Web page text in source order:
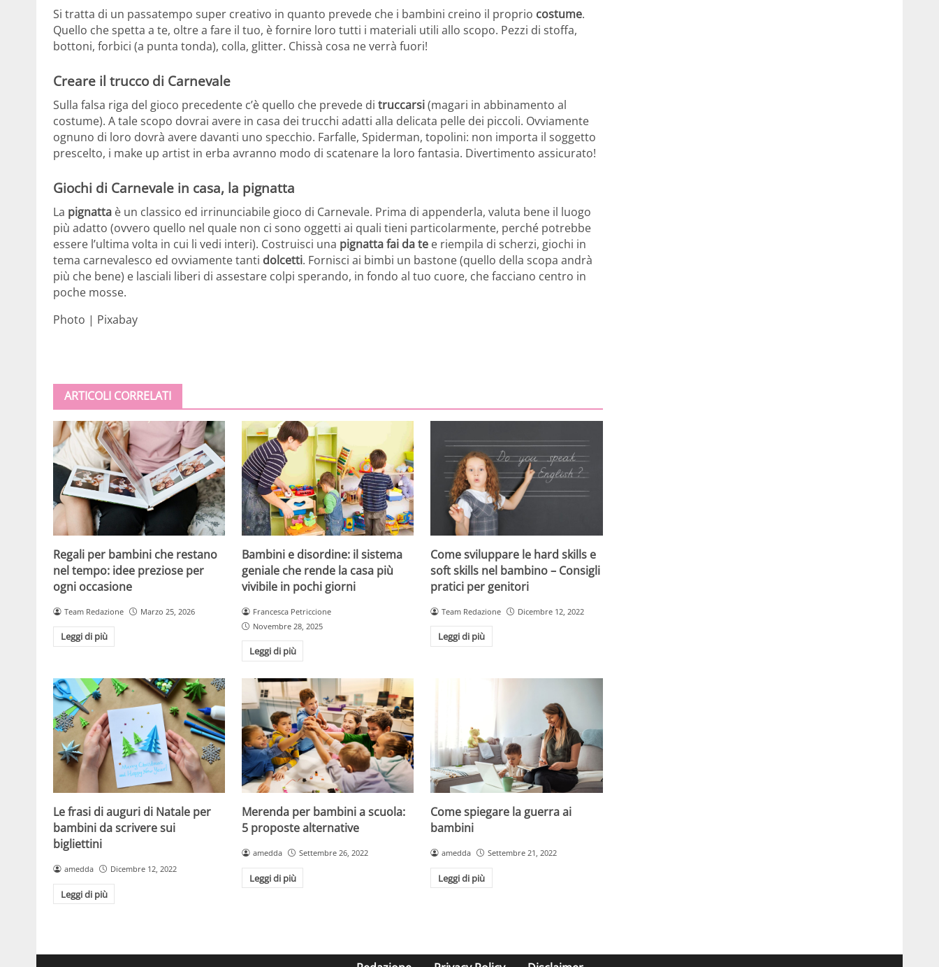
Si tratta di un passatempo super creativo in quanto prevede che i bambini creino il proprio costume.
Quello che spetta a te, oltre a fare il tuo, è fornire loro tutti i materiali utili allo scopo. Pezzi di stoffa,
bottoni, forbici (a punta tonda), colla, glitter. Chissà cosa ne verrà fuori!
Creare il trucco di Carnevale
Sulla falsa riga del gioco precedente c’è quello che prevede di truccarsi(magari in abbinamento al
costume). A tale scopo dovrai avere in casa dei trucchi adatti alla delicata pelle dei piccoli. Ovviamente
ognuno di loro dovrà avere davanti uno specchio. Farfalle, Spiderman, topolini: non importa il soggetto
prescelto, i make up artist in erba avranno modo di scatenare la loro fantasia. Divertimento assicurato!
Giochi di Carnevale in casa, la pignatta
La pignatta è un classico ed irrinunciabile gioco di Carnevale. Prima di appenderla, valuta bene il luogo
più adatto (ovvero quello nel quale non ci sono oggetti ai quali tieni particolarmente, perché potrebbe
essere l’ultima volta in cui li vedi interi). Costruisci una pignatta fai da te e riempila di scherzi, giochi in
tema carnevalesco ed ovviamente tanti dolcetti. Fornisci ai bimbi un bastone (quello della scopa andrà
più che bene) e lasciali liberi di assestare colpi sperando, in fondo al tuo cuore, che facciano centro in
poche mosse.
Photo | Pixabay
ARTICOLI CORRELATI
Regali per bambini che restano
nel tempo: idee preziose per
ogni occasione
Team Redazione Marzo 25, 2026
Leggi di più
Bambini e disordine: il sistema
geniale che rende la casa più
vivibile in pochi giorni
Francesca Petriccione
Novembre 28, 2025
Leggi di più
Come sviluppare le hard skills e
soft skills nel bambino – Consigli
pratici per genitori
Team Redazione Dicembre 12, 2022
Leggi di più
Le frasi di auguri di Natale per
bambini da scrivere sui
bigliettini
amedda Dicembre 12, 2022
Leggi di più
Merenda per bambini a scuola:
5 proposte alternative
amedda Settembre 26, 2022
Leggi di più
Come spiegare la guerra ai
bambini
amedda Settembre 21, 2022
Leggi di più